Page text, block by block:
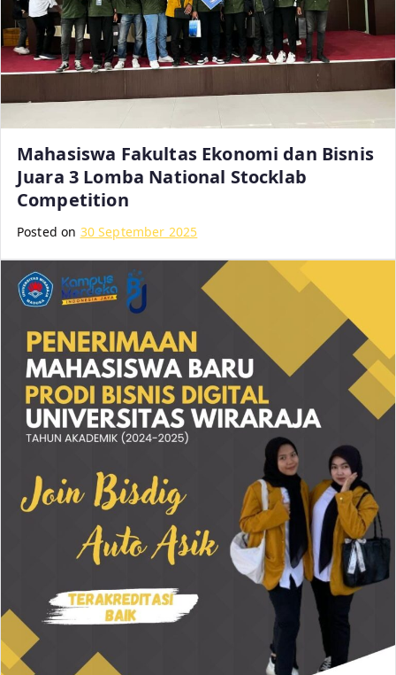
Mahasiswa Fakultas Ekonomi dan Bisnis
Juara 3 Lomba National Stocklab
Competition
Posted on 30 September 2025